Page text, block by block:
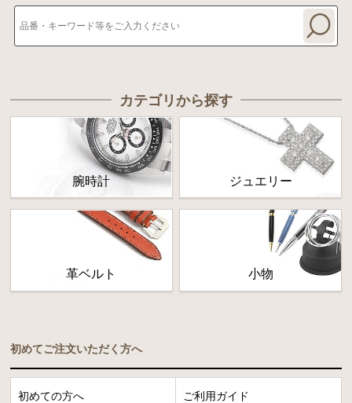
カテゴリから探す
腕時計 ジュエリー
革ベルト 小物
初めてご注文いただく方へ
初めての方へ ご利用ガイド